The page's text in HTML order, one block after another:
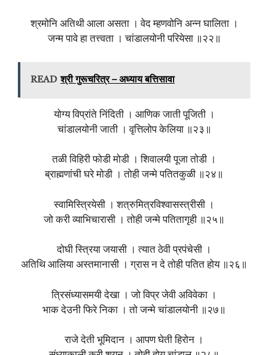
श्रमोनि अतिथी आला असता । वेद म्हणवोनि अन्न घालिता ।
जन्म पावे हा तत्त्वता । चांडालयोनी परियेसा ॥२२॥
READ श्री गुरूचरित्र – अध्याय बत्तिसावा
योग्य विप्रांते निंदिती । आणिक जाती पूजिती ।
चांडालयोनी जाती । वृत्तिलोप केलिया ॥२३॥
तळी विहिरी फोडी मोडी । शिवालयी पूजा तोडी ।
ब्राह्मणांची घरे मोडी । तोही जन्मे पतितकुळी ॥२४॥
स्वामिस्त्रियेसी । शत्रुमित्रविश्वासस्त्रीसी ।
जो करी व्याभिचारासी । तोही जन्मे पतितागृही ॥२५॥
दोघी स्त्रिया जयासी । त्यात ठेवी प्रपंचेसी ।
अतिथि आलिया अस्तमानासी । ग्रास न दे तोही पतित होय ॥२६॥
त्रिसंध्यासमयी देखा । जो विप्र जेवी अविवेका ।
भाक देउनी फिरे निका । तो जन्मे चांडालयोनी ॥२७॥
राजे देती भूमिदान । आपण घेती हिरोन ।